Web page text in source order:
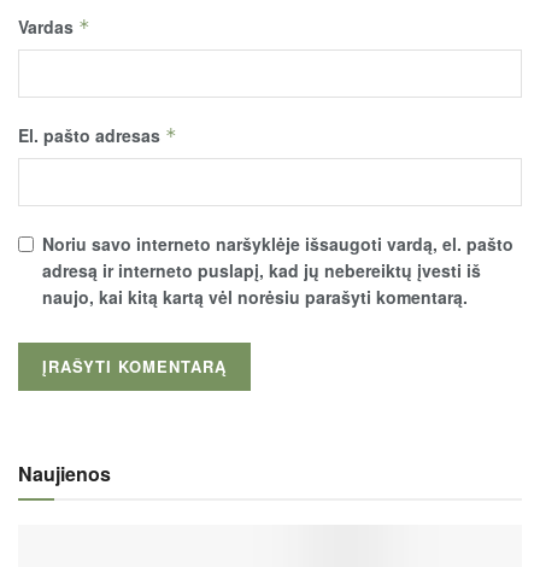
Vardas *
El. pašto adresas *
Noriu savo interneto naršyklėje išsaugoti vardą, el. pašto
adresą ir interneto puslapį, kad jų nebereiktų įvesti iš
naujo, kai kitą kartą vėl norėsiu parašyti komentarą.
Naujienos